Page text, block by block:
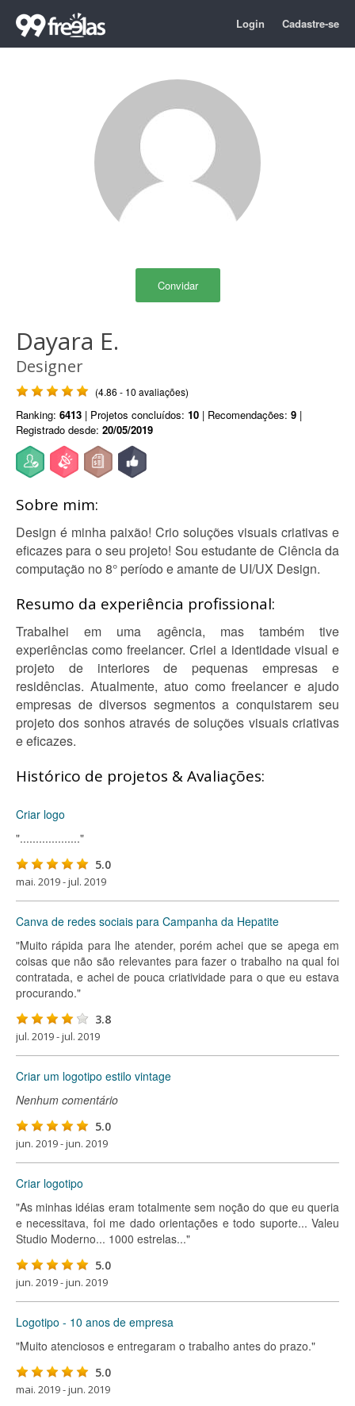
Login Cadastre-se
Convidar
Dayara E.
Designer
(4.86 - 10 avaliações)
Ranking: 6413 | Projetos concluídos: 10 | Recomendações: 9 |
Registrado desde: 20/05/2019
Sobre mim:
Design é minha paixão! Crio soluções visuais criativas e
eficazes para o seu projeto! Sou estudante de Ciência da
computação no 8° período e amante de UI/UX Design.
Resumo da experiência profissional:
Trabalhei em uma agência, mas também tive
experiências como freelancer. Criei a identidade visual e
projeto de interiores de pequenas empresas e
residências. Atualmente, atuo como freelancer e ajudo
empresas de diversos segmentos a conquistarem seu
projeto dos sonhos através de soluções visuais criativas
e eficazes.
Histórico de projetos & Avaliações:
Criar logo
"..................."
5.0
mai. 2019 - jul. 2019
Canva de redes sociais para Campanha da Hepatite
"Muito rápida para lhe atender, porém achei que se apega em
coisas que não são relevantes para fazer o trabalho na qual foi
contratada, e achei de pouca criatividade para o que eu estava
procurando."
3.8
jul. 2019 - jul. 2019
Criar um logotipo estilo vintage
Nenhum comentário
5.0
jun. 2019 - jun. 2019
Criar logotipo
"As minhas idéias eram totalmente sem noção do que eu queria
e necessitava, foi me dado orientações e todo suporte... Valeu
Studio Moderno... 1000 estrelas..."
5.0
jun. 2019 - jun. 2019
Logotipo - 10 anos de empresa
"Muito atenciosos e entregaram o trabalho antes do prazo."
5.0
mai. 2019 - jun. 2019